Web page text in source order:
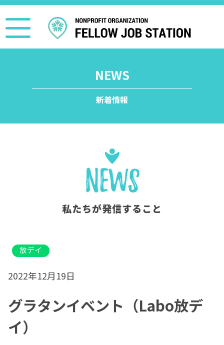
NEWS
新着情報
News
私たちが発信すること
放デイ
2022年12月19日
グラタンイベント（Labo放デ
イ）